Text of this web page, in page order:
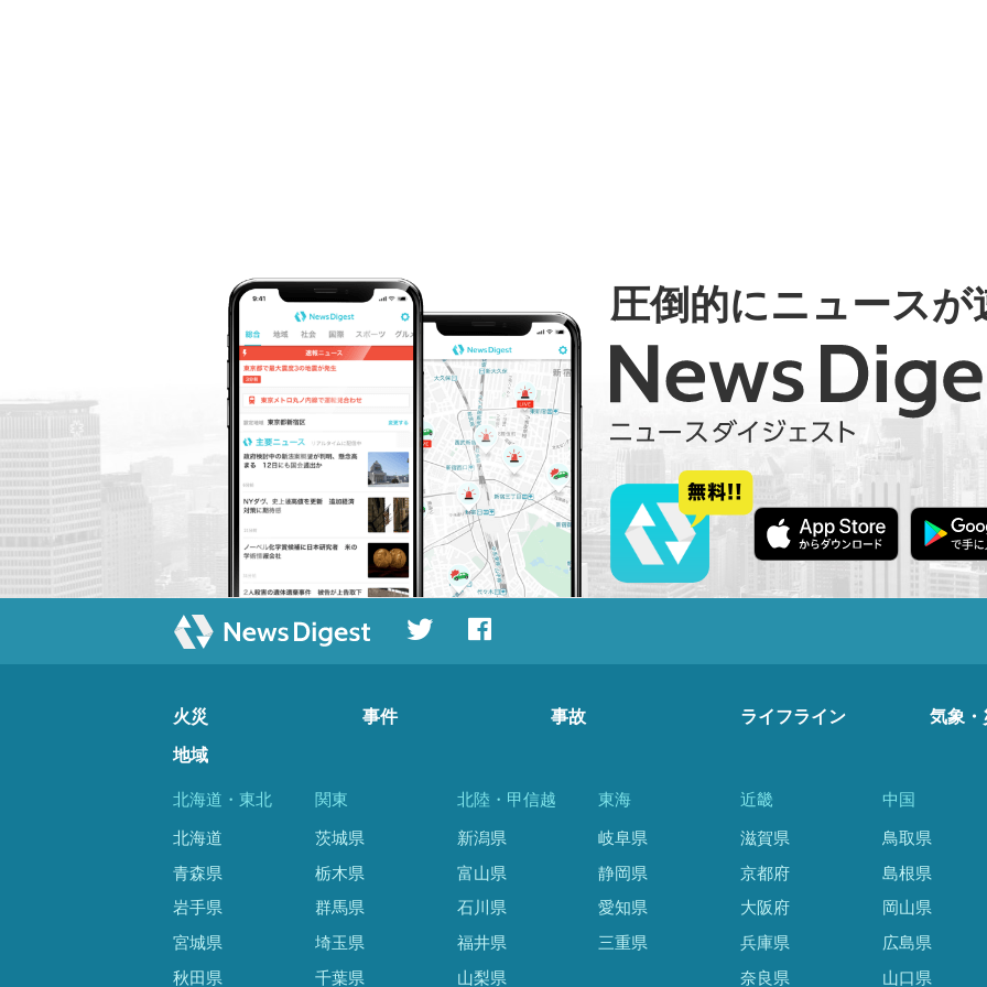
圧倒的にニュースが
火災 事件 事故 ライフライン 気象・
地域
北海道・東北
北海道
青森県
岩手県
宮城県
秋田県
関東
茨城県
栃木県
群馬県
埼玉県
千葉県
北陸・甲信越
新潟県
富山県
石川県
福井県
山梨県
東海
岐阜県
静岡県
愛知県
三重県
近畿
滋賀県
京都府
大阪府
兵庫県
奈良県
中国
鳥取県
島根県
岡山県
広島県
山口県